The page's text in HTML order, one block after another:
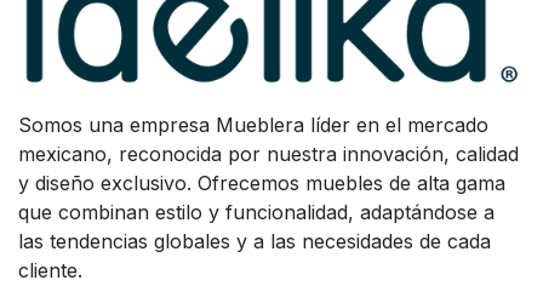
Somos una empresa Mueblera líder en el mercado
mexicano, reconocida por nuestra innovación, calidad
y diseño exclusivo. Ofrecemos muebles de alta gama
que combinan estilo y funcionalidad, adaptándose a
las tendencias globales y a las necesidades de cada
cliente.